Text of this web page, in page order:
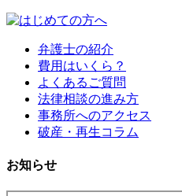
弁護士の紹介
費用はいくら？
よくあるご質問
法律相談の進み方
事務所へのアクセス
破産・再生コラム
お知らせ